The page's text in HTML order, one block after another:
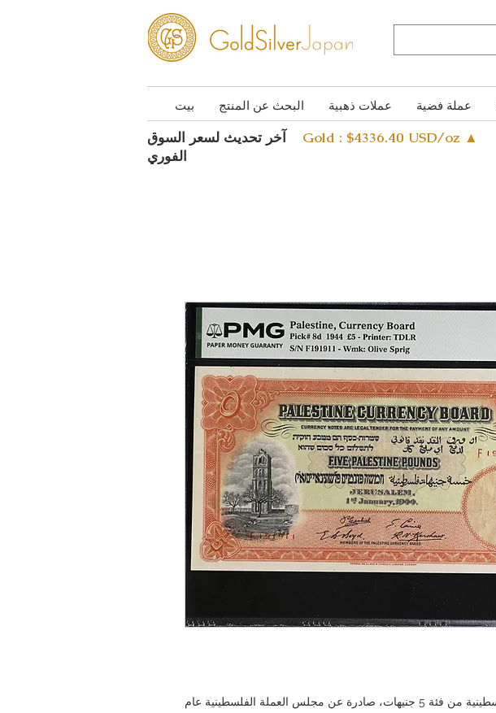
بيت البحث عن المنتج عملات ذهبية عملة فضية
آخر تحديث لسعر السوق
الفوري
Gold : $4336.40 USD/oz ▲
ورقة نقدية فلسطينية من فئة 5 جنيهات، صادرة عن مجلس العملة الفلسطينية عام